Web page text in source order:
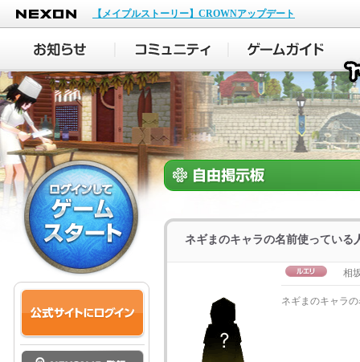
NEXON
【メイプルストーリー】CROWNアップデート
ネギまのキャラの名前使っている
相
ネギまのキャラ